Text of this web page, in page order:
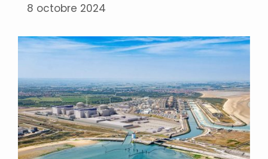
8 octobre 2024